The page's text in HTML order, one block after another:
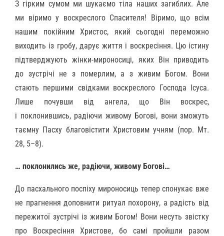
З гірким сумом ми шукаємо тіла наших загиблих. Але
ми віримо у воскреслого Спасителя! Віримо, що всім
нашим покійним Христос, який сьогодні переможно
виходить із гробу, дарує життя і воскресіння. Цю істину
підтверджують жінки-мироносиці, яких Він приводить
до зустрічі не з померлим, а з живим Богом. Вони
стають першими свідками воскреслого Господа Ісуса.
Лише почувши від ангела, що Він воскрес,
і поклонившись, радіючи живому Богові, вони зможуть
таємну Пасху благовістити Христовим учням (пор. Мт.
28, 5–8).
… поклонились же, радіючи, живому Богові…
До пасхального поспіху мироносиць тепер спонукає вже
не прагнення доповнити ритуал похорону, а радість від
пережитої зустрічі із живим Богом! Вони несуть звістку
про Воскресіння Христове, бо самі пройшли разом